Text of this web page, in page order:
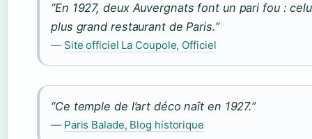
“En 1927, deux Auvergnats font un pari fou :
plus grand restaurant de Paris.”
— Site officiel La Coupole, Officiel
“Ce temple de l’art déco naît en 1927.”
— Paris Balade, Blog historique